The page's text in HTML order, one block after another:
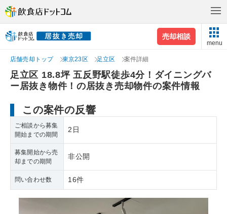
売却相談
menu
店舗売却トップ 東京23区 足立区 案件詳細
足立区 18.8坪 五反野駅徒歩4分！ダイニングバ
ー居抜き物件！の居抜き売却物件の案件情報
この案件の反響
ご相談から募集
開始までの期間
2日
募集開始から売
却までの期間
非公開
問い合わせ数 16件